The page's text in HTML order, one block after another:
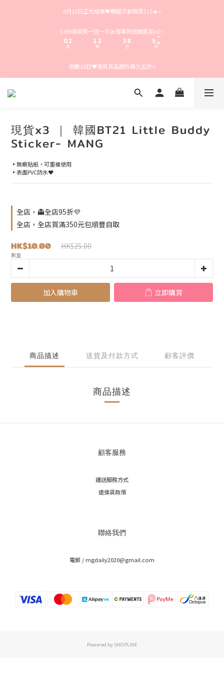
8月10日正式結業💝韓國文創現貨$15🔥⚡️
$189袋袋買一送一🐰🎀每單附送鎖匙扣x1✨
3
1
0
5
3
2
1
日
:
4
2
1
0
5
3
2
1
時
:
6
4
3
2
0
9
8
7
5
4
分
:
8
6
5
4
2
1
9
8
7
4
2
秒
倒數10日❤️清貨貨品額外再九五折⚡️
現貨x3 ｜ 韓國BT21 Little Buddy
Sticker- MANG
▪️無痕貼紙，可重複使用
▪️表面PVC防水❤️
全店，👻全店95折💜
全店，全店買滿350元包順豐自取
HK$10.00 HK$25.00
數量
加入購物車 立即購買
商品描述 送貨及付款方式 顧客評價
商品描述
顧客服務
運送服務方式
退換貨政策
聯絡我們
電郵 / mgdaily2020@gmail.com
Powered by SHOPLINE